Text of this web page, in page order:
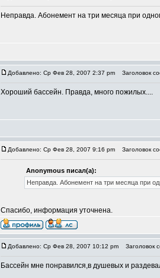
Неправда. Абонемент на три месяца при
Добавлено: Ср Фев 28, 2007 2:37 pm Заголовок
Хороший бассейн. Правда, много пожилых....
Добавлено: Ср Фев 28, 2007 9:16 pm Заголовок
Anonymous писал(а):
Неправда. Абонемент на три месяца при
Спасибо, информация уточнена.
Добавлено: Ср Фев 28, 2007 10:12 pm Заголовок
Бассейн мне понравился,в душевых и